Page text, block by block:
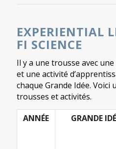
EXPERIENTIAL
FI SCIENCE
Il y a une trousse avec
et une activité
chaque Grande Idée. Voici
trousses et activités.
ANNÉE
GRANDE